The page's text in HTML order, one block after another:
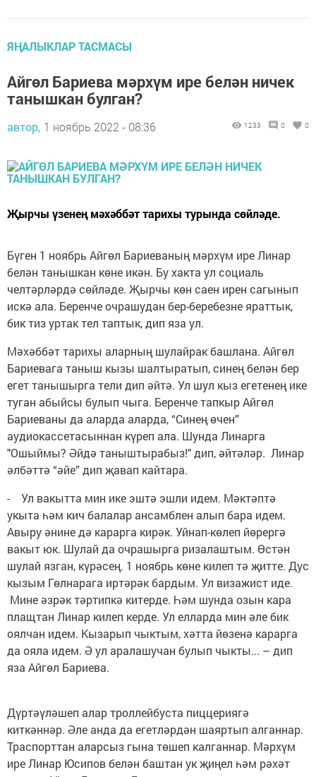
ЯҢАЛЫКЛАР ТАСМАСЫ
Айгөл Бариева мәрхүм ире белән ничек
танышкан булган?
автор, 1 ноябрь 2022 - 08:36 1233 0 0
Җырчы үзенең мәхәббәт тарихы турында сөйләде.
Бүген 1 ноябрь Айгөл Бариеваның мәрхүм ире Линар
белән танышкан көне икән. Бу хакта ул социаль
челтәрләрдә сөйләде. Җырчы көн саен ирен сагынып
искә ала. Беренче очрашудан бер-беребезне яраттык,
бик тиз уртак тел таптык, дип яза ул.
Мәхәббәт тарихы аларның шулайрак башлана. Айгөл
Бариевага таныш кызы шалтыратып, синең белән бер
егет танышырга тели дип әйтә. Ул шул кыз егетенең ике
туган абыйсы булып чыга. Беренче тапкыр Айгөл
Бариеваны да аларда аларда, “Синең өчен”
аудиокассетасыннан күреп ала. Шунда Линарга
"Ошыймы? Әйдә таныштырабыз!" дип, әйтәләр. Линар
әлбәттә “әйе” дип җавап кайтара.
- Ул вакытта мин ике эштә эшли идем. Мәктәптә
укыта һәм кич балалар ансамблен алып бара идем.
Авыру әнине дә карарга кирәк. Уйнап-көлеп йөрергә
вакыт юк. Шулай да очрашырга ризалаштым. Өстән
шулай язган, күрәсең. 1 ноябрь көне килеп тә җитте. Дус
кызым Гөлнарага иртәрәк бардым. Ул визажист иде.
Мине әзрәк тәртипкә китерде. Һәм шунда озын кара
плащтан Линар килеп керде. Ул елларда мин әле бик
оялчан идем. Кызарып чыктым, хәтта йөзенә карарга
да ояла идем. Ә ул аралашучан булып чыкты... – дип
яза Айгөл Бариева.
Дүртәүләшеп алар троллейбуста пиццериягә
киткәннәр. Әле анда да егетләрдән шаяртып алганнар.
Траспорттан аларсыз гына төшеп калганнар. Мәрхүм
ире Линар Юсипов белән баштан ук җиңел һәм рәхәт